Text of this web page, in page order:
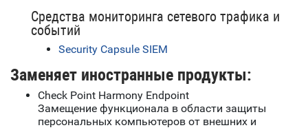
Средства мониторинга сетевого трафика и
событий
Security Capsule SIEM
Заменяет иностранные продукты:
Check Point Harmony Endpoint
Замещение функционала в области защиты
персональных компьютеров от внешних и